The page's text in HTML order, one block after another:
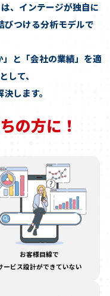
、インテージが独自に
びつける分析モデルで
」と「会社の業績」を適
して、
します。
の方に！
お客様目線で
ービス設計ができていない